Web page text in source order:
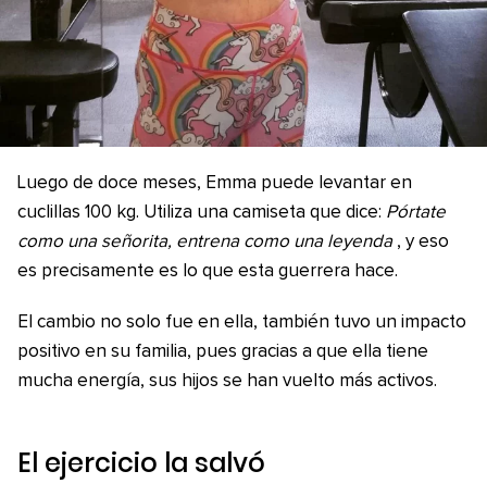
Luego de doce meses, Emma puede levantar en
cuclillas 100 kg. Utiliza una camiseta que dice: Pórtate
como una señorita, entrena como una leyenda , y eso
es precisamente es lo que esta guerrera hace.
El cambio no solo fue en ella, también tuvo un impacto
positivo en su familia, pues gracias a que ella tiene
mucha energía, sus hijos se han vuelto más activos.
El ejercicio la salvó